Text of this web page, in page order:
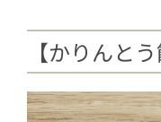
【かりんと